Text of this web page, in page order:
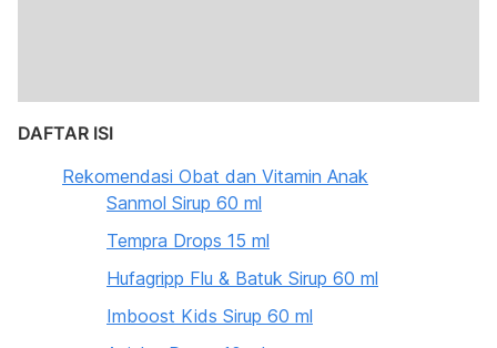
DAFTAR ISI
Rekomendasi Obat dan Vitamin Anak
Sanmol Sirup 60 ml
Tempra Drops 15 ml
Hufagripp Flu & Batuk Sirup 60 ml
Imboost Kids Sirup 60 ml